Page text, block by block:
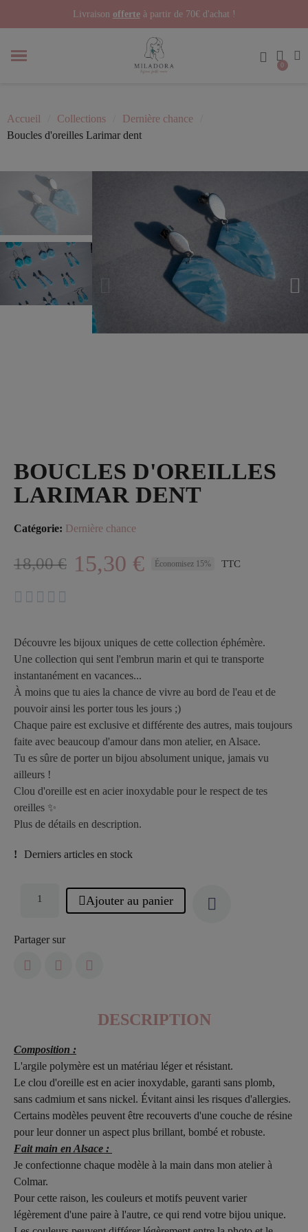
Livraison offerte à partir de 70€ d'achat !
Accueil Collections
Dernière chance
Boucles d'oreilles Larimar dent
BOUCLES D'OREILLES
LARIMAR DENT
Catégorie Dernière chance
18,00 € 15,30 € Économisez 15% TTC
    
Découvre les bijoux uniques de cette collection éphémère.
Une collection qui sent l'embrun marin et qui te transporte
instantanément en vacances...
À moins que tu aies la chance de vivre au bord de l'eau et de
pouvoir ainsi les porter tous les jours ;)
Chaque paire est exclusive et différente des autres, mais toujours
faite avec beaucoup d'amour dans mon atelier, en Alsace.
Tu es sûre de porter un bijou absolument unique, jamais vu
ailleurs !
Clou d'oreille est en acier inoxydable pour le respect de tes
oreilles ✨
Plus de détails en description.
Derniers articles en stock
Ajouter au panier
Partager sur
DESCRIPTION
Composition :
L'argile polymère est un matériau léger et résistant.
Le clou d'oreille est en acier inoxydable, garanti sans plomb,
sans cadmium et sans nickel. Évitant ainsi les risques d'allergies.
Certains modèles peuvent être recouverts d'une couche de résine
pour leur donner un aspect plus brillant, bombé et robuste.
Fait main en Alsace :
Je confectionne chaque modèle à la main dans mon atelier à
Colmar.
Pour cette raison, les couleurs et motifs peuvent varier
légèrement d'une paire à l'autre, ce qui rend votre bijou unique.